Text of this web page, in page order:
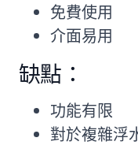
免費使用
介面易用
缺點：
功能有限
對於複雜浮